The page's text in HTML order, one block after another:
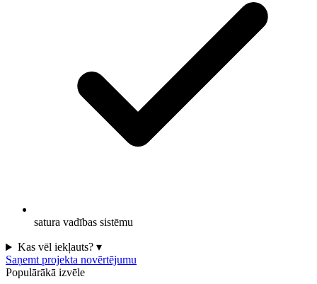
satura vadības sistēmu
Kas vēl iekļauts? ▾
Saņemt projekta novērtējumu
Populārākā izvēle